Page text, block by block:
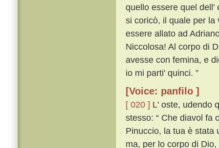
quello essere quel dell'
si coricò, il quale per
essere allato ad
Niccolosa! Al corpo di
avesse con femina, e
io mi parti' quinci. ”
[Voice: panfilo ]
[ 020 ] L' oste, udendo
stesso: “ Che diavol fa
Pinuccio, la tua è stata
ma, per lo corpo di